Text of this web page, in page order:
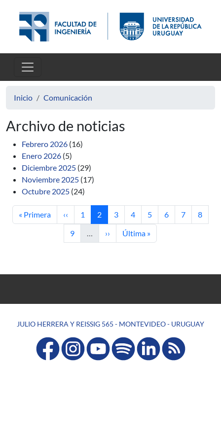
Inicio Comunicación
Archivo de noticias
Febrero 2026 (16)
Enero 2026 (5)
Diciembre 2025 (29)
Noviembre 2025 (17)
Octubre 2025 (24)
Primera página
« Primera Página anterior
‹‹ Página
1 Página actual
2 Página
3 Página
4 Página
5 Página
6 Página
7 Página
8
Página
9 … Siguiente página
›› Última página
Última »
JULIO HERRERA Y REISSIG 565 - MONTEVIDEO - URUGUAY